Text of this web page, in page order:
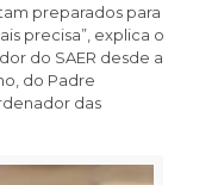
preparados para
precisa”, explica o
do SAER desde a
do Padre
das